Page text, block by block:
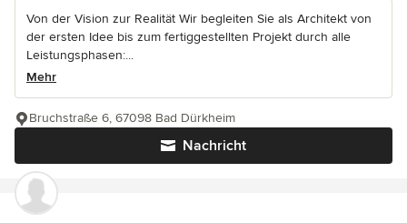
Von der Vision zur Realität Wir begleiten Sie als Architekt von
der ersten Idee bis zum fertiggestellten Projekt durch alle
Leistungsphasen:...
Mehr
Nachricht
Bruchstraße 6, 67098 Bad Dürkheim